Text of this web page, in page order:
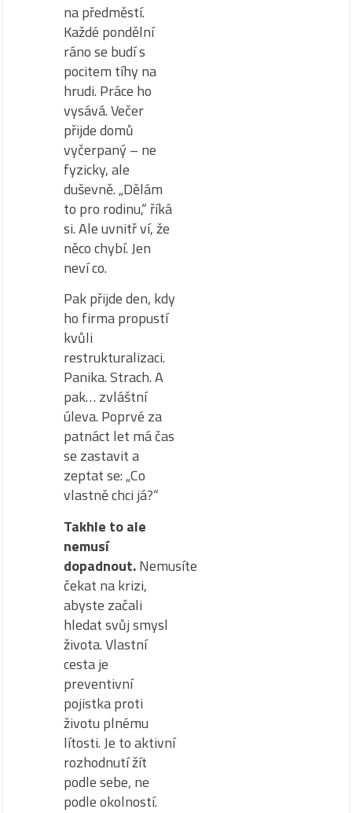
na předměstí.
Každé pondělní
ráno se budí s
pocitem tíhy na
hrudi. Práce ho
vysává. Večer
přijde domů
vyčerpaný – ne
fyzicky, ale
duševně. „Dělám
to pro rodinu,“ říká
si. Ale uvnitř ví, že
něco chybí. Jen
neví co.
Pak přijde den, kdy
ho firma propustí
kvůli
restrukturalizaci.
Panika. Strach. A
pak… zvláštní
úleva. Poprvé za
patnáct let má čas
se zastavit a
zeptat se: „Co
vlastně chci já?“
Takhle to ale
nemusí
dopadnout.Nemusíte
čekat na krizi,
abyste začali
hledat svůj smysl
života. Vlastní
cesta je
preventivní
pojistka proti
životu plnému
lítosti. Je to aktivní
rozhodnutí žít
podle sebe, ne
podle okolností.